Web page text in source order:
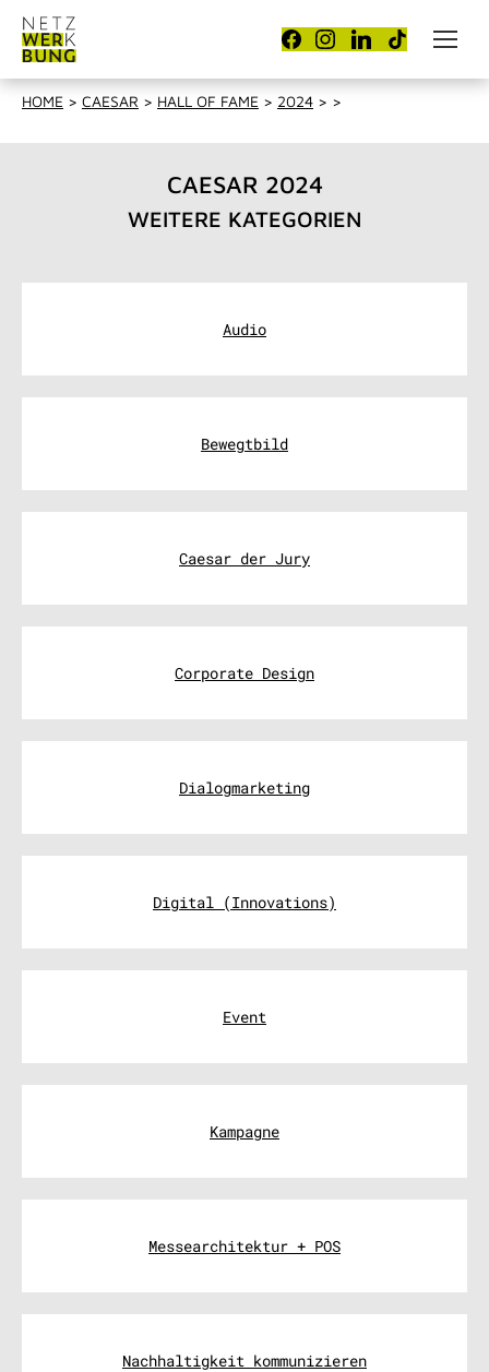
HOME > CAESAR > HALL OF FAME > 2024 > >
CAESAR 2024
WEITERE KATEGORIEN
Audio
Bewegtbild
Caesar der Jury
Corporate Design
Dialogmarketing
Digital (Innovations)
Event
Kampagne
Messearchitektur + POS
Nachhaltigkeit kommunizieren